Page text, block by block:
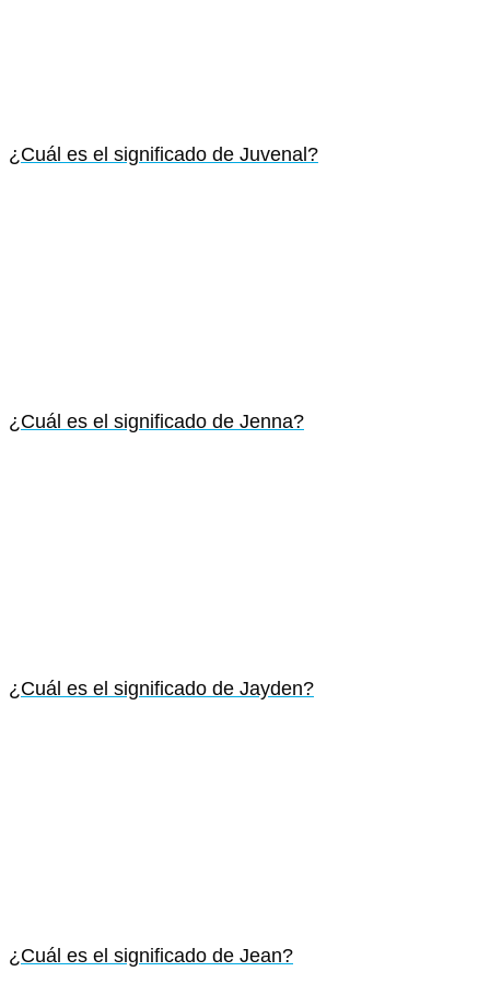
¿Cuál es el significado de Juvenal?
¿Cuál es el significado de Jenna?
¿Cuál es el significado de Jayden?
¿Cuál es el significado de Jean?